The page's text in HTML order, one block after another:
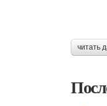
читать